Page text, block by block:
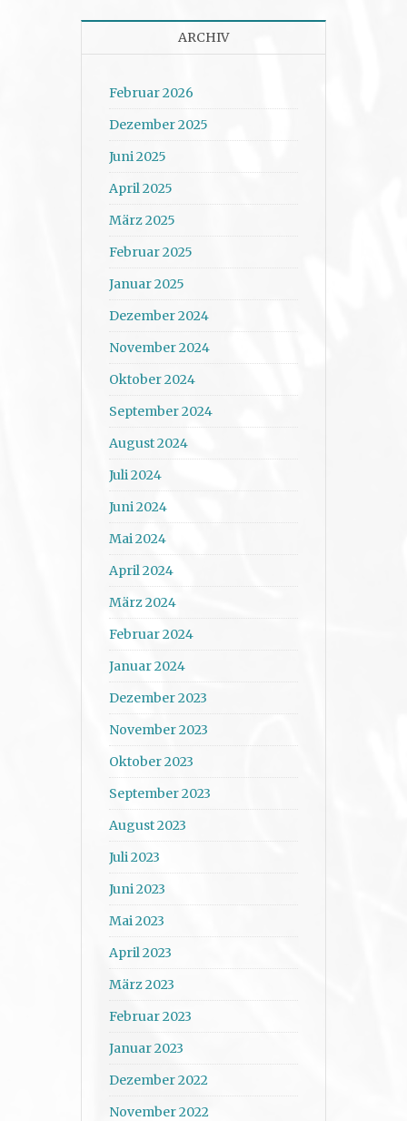
ARCHIV
Februar 2026
Dezember 2025
Juni 2025
April 2025
März 2025
Februar 2025
Januar 2025
Dezember 2024
November 2024
Oktober 2024
September 2024
August 2024
Juli 2024
Juni 2024
Mai 2024
April 2024
März 2024
Februar 2024
Januar 2024
Dezember 2023
November 2023
Oktober 2023
September 2023
August 2023
Juli 2023
Juni 2023
Mai 2023
April 2023
März 2023
Februar 2023
Januar 2023
Dezember 2022
November 2022